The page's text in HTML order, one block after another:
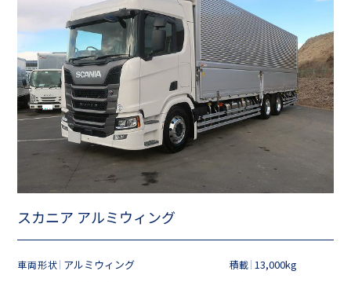
スカニア アルミウィング
車両形状 アルミウィング 積載 13,000kg